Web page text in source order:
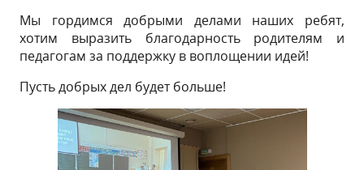
Мы гордимся добрыми делами наших ребят,
хотим выразить благодарность родителям и
педагогам за поддержку в воплощении идей!
Пусть добрых дел будет больше!